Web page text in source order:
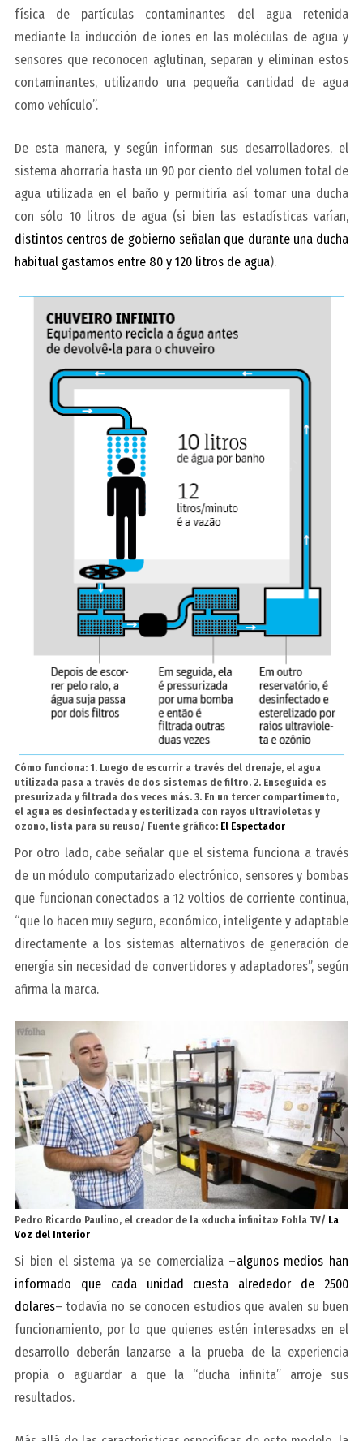
física de partículas contaminantes del agua retenida
mediante la inducción de iones en las moléculas de agua y
sensores que reconocen aglutinan, separan y eliminan estos
contaminantes, utilizando una pequeña cantidad de agua
como vehículo”.
De esta manera, y según informan sus desarrolladores, el
sistema ahorraría hasta un 90 por ciento del volumen total de
agua utilizada en el baño y permitiría así tomar una ducha
con sólo 10 litros de agua (si bien las estadísticas varían,
distintos centros de gobierno señalan que durante una ducha
habitual gastamos entre 80 y 120 litros de agua).
Cómo funciona: 1. Luego de escurrir a través del drenaje, el agua
utilizada pasa a través de dos sistemas de filtro. 2. Enseguida es
presurizada y filtrada dos veces más. 3. En un tercer compartimento,
el agua es desinfectada y esterilizada con rayos ultravioletas y
ozono, lista para su reuso/ Fuente gráfico: El Espectador
Por otro lado, cabe señalar que el sistema funciona a través
de un módulo computarizado electrónico, sensores y bombas
que funcionan conectados a 12 voltios de corriente continua,
“que lo hacen muy seguro, económico, inteligente y adaptable
directamente a los sistemas alternativos de generación de
energía sin necesidad de convertidores y adaptadores”, según
afirma la marca.
Pedro Ricardo Paulino, el creador de la «ducha infinita» Fohla TV/ La
Voz del Interior
Si bien el sistema ya se comercializa –algunos medios han
informado que cada unidad cuesta alrededor de 2500
dolares– todavía no se conocen estudios que avalen su buen
funcionamiento, por lo que quienes estén interesadxs en el
desarrollo deberán lanzarse a la prueba de la experiencia
propia o aguardar a que la “ducha infinita” arroje sus
resultados.